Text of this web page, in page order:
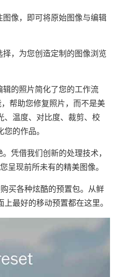
像，即可将原始图像与编辑
，为您创造定制的图像浏览
的照片简化了您的工作流
帮助您修复照片，而不是美
、温度、对比度、裁剪、校
的作品。
凭借我们创新的处理技术，
呈现前所未有的精美图像。
买各种炫酷的预置包。从鲜
最好的移动预置都在这里。